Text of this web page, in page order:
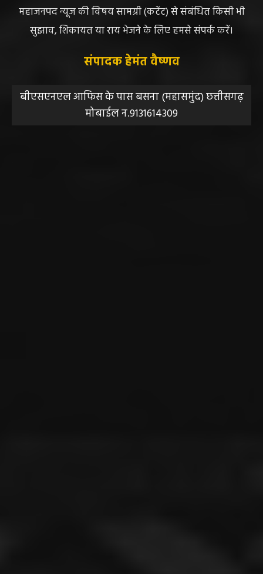
महाजनपद न्यूज की विषय सामग्री (कटेंट) से संबंधित किसी भी
सुझाव, शिकायत या राय भेजने के लिए हमसे संपर्क करें।
संपादक हेमंत वैष्णव
बीएसएनएल आफिस के पास बसना (महासमुंद) छत्तीसगढ़
मोबाईल न.9131614309